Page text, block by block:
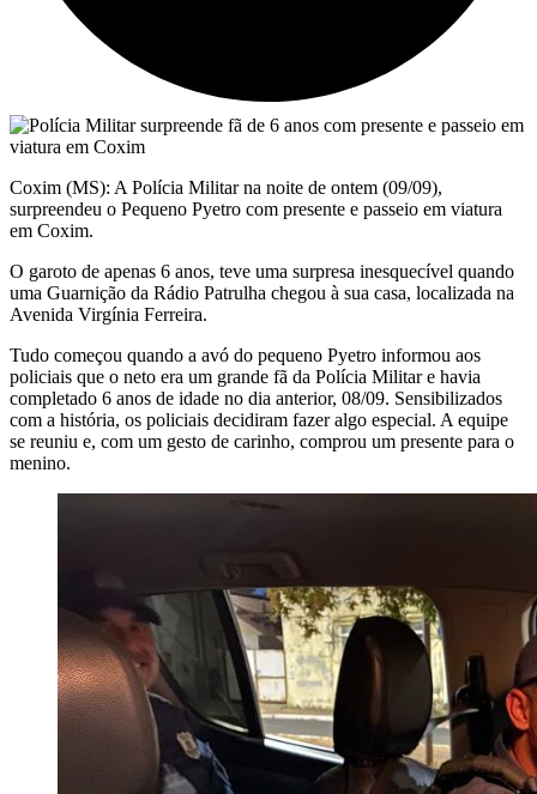
Coxim (MS): A Polícia Militar na noite de ontem (09/09),
surpreendeu o Pequeno Pyetro com presente e passeio em viatura
em Coxim.
O garoto de apenas 6 anos, teve uma surpresa inesquecível quando
uma Guarnição da Rádio Patrulha chegou à sua casa, localizada na
Avenida Virgínia Ferreira.
Tudo começou quando a avó do pequeno Pyetro informou aos
policiais que o neto era um grande fã da Polícia Militar e havia
completado 6 anos de idade no dia anterior, 08/09. Sensibilizados
com a história, os policiais decidiram fazer algo especial. A equipe
se reuniu e, com um gesto de carinho, comprou um presente para o
menino.